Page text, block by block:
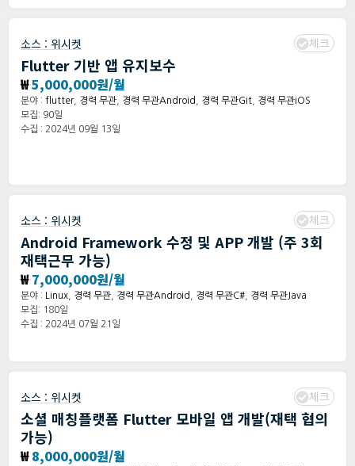
소스 : 위시켓 체크
Flutter 기반 앱 유지보수
₩5,000,000원/월
분야 : flutter, 경력 무관 경력 무관Android 경력 무관Git
경력 무관iOS
모집: 90일
수집 : 2024년 09월 13일
소스 : 위시켓 체크
Android Framework 수정 및 APP 개발 (주 3회
재택근무 가능)
₩7,000,000원/월
분야 : Linux 경력 무관 경력 무관Android 경력 무관C#
경력 무관Java
모집: 180일
수집 : 2024년 07월 21일
소스 : 위시켓 체크
소셜 매칭플랫폼 Flutter 모바일 앱 개발(재택 협의
가능)
₩8,000,000원/월